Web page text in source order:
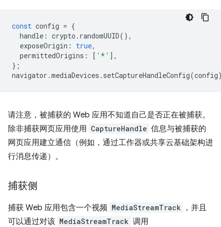
const config = {
handle : crypto . randomUUID(),
exposeOrigin : true,
permittedOrigins : [ '*' ],
};
navigator .mediaDevices . setCaptureHandleConfig(config
请注意，被捕获的 Web 应用不知道自己是否正在被捕获。
除非捕获网页应用使用 CaptureHandle 信息与被捕获的
网页应用建立通信（例如，通过工作器或共享云基础架构进
行消息传递）。
捕获侧
捕获 Web 应用包含一个视频 MediaStreamTrack
，并且
可以通过对该 MediaStreamTrack 调用